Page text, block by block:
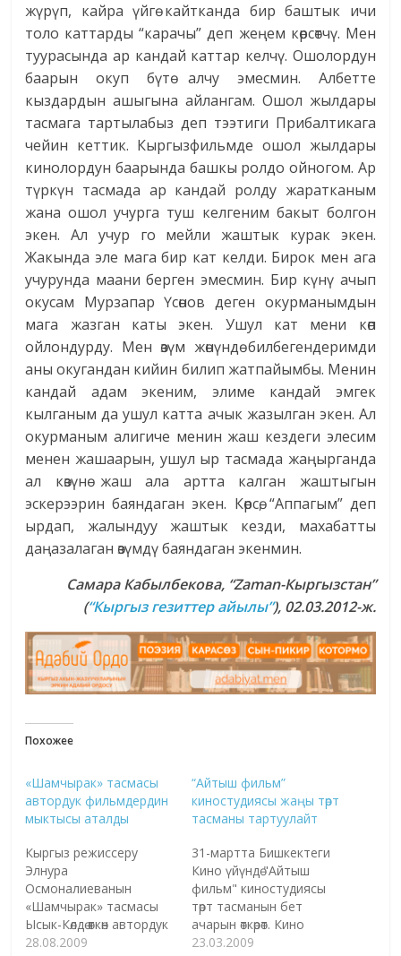
жүрүп, кайра үйгө кайтканда бир баштык ичи
толо каттарды “карачы” деп жеңем көрсөтчү. Мен
туурасында ар кандай каттар келчү. Ошолордун
баарын окуп бүтө алчу эмесмин. Албетте
кыздардын ашыгына айлангам. Ошол жылдары
тасмага тартылабыз деп тээтиги Прибалтикага
чейин кеттик. Кыргызфильмде ошол жылдары
кинолордун баарында башкы ролдо ойногом. Ар
түркүн тасмада ар кандай ролду жаратканым
жана ошол учурга туш келгеним бакыт болгон
экен. Ал учур го мейли жаштык курак экен.
Жакында эле мага бир кат келди. Бирок мен ага
учурунда маани берген эмесмин. Бир күнү ачып
окусам Мурзапар Үсөнов деген окурманымдын
мага жазган каты экен. Ушул кат мени көп
ойлондурду. Мен өзүм жөнүндө билбегендеримди
аны окугандан кийин билип жатпайымбы. Менин
кандай адам экеним, элиме кандай эмгек
кылганым да ушул катта ачык жазылган экен. Ал
окурманым алигиче менин жаш кездеги элесим
менен жашаарын, ушул ыр тасмада жаңырганда
ал көзүнө жаш ала артта калган жаштыгын
эскерээрин баяндаган экен. Көрсө, “Аппагым” деп
ырдап, жалындуу жаштык кезди, махабатты
даңазалаган өзүмдү баяндаган экенмин.
Самара Кабылбекова, “Zaman-Кыргызстан”
(“Кыргыз гезиттер айылы”), 02.03.2012-ж.
Похожее
«Шамчырак» тасмасы
автордук фильмдердин
мыктысы аталды
Кыргыз режиссеру
Элнура
Осмоналиеванын
«Шамчырак» тасмасы
Ысык-Көлдө өткөн автордук
кыска метраждуу
28.08.2009
“Айтыш фильм”
киностудиясы жаңы төрт
тасманы тартуулайт
31-мартта Бишкектеги
Кино үйүндө "Айтыш
фильм" киностудиясы
төрт тасманын бет
ачарын өткөрөт. Кино
тасмалар россиялык
23.03.2009